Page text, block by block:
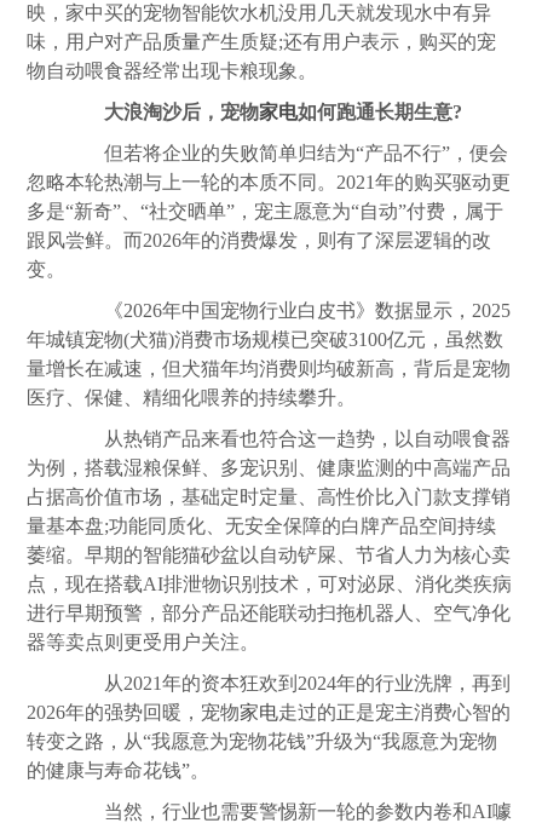
映，家中买的宠物智能饮水机没用几天就发现水中有异
味，用户对产品质量产生质疑;还有用户表示，购买的宠
物自动喂食器经常出现卡粮现象。
大浪淘沙后，宠物家电如何跑通长期生意?
但若将企业的失败简单归结为“产品不行”，便会
忽略本轮热潮与上一轮的本质不同。2021年的购买驱动更
多是“新奇”、“社交晒单”，宠主愿意为“自动”付费，属于
跟风尝鲜。而2026年的消费爆发，则有了深层逻辑的改
变。
《2026年中国宠物行业白皮书》数据显示，2025
年城镇宠物(犬猫)消费市场规模已突破3100亿元，虽然数
量增长在减速，但犬猫年均消费则均破新高，背后是宠物
医疗、保健、精细化喂养的持续攀升。
从热销产品来看也符合这一趋势，以自动喂食器
为例，搭载湿粮保鲜、多宠识别、健康监测的中高端产品
占据高价值市场，基础定时定量、高性价比入门款支撑销
量基本盘;功能同质化、无安全保障的白牌产品空间持续
萎缩。早期的智能猫砂盆以自动铲屎、节省人力为核心卖
点，现在搭载AI排泄物识别技术，可对泌尿、消化类疾病
进行早期预警，部分产品还能联动扫拖机器人、空气净化
器等卖点则更受用户关注。
从2021年的资本狂欢到2024年的行业洗牌，再到
2026年的强势回暖，宠物家电走过的正是宠主消费心智的
转变之路，从“我愿意为宠物花钱”升级为“我愿意为宠物
的健康与寿命花钱”。
当然，行业也需要警惕新一轮的参数内卷和AI噱